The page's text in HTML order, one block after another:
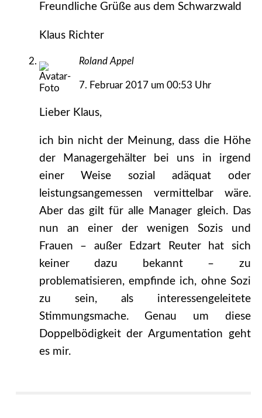
Freundliche Grüße aus dem Schwarzwald
Klaus Richter
Roland Appel
7. Februar 2017 um 00:53 Uhr
Lieber Klaus,
ich bin nicht der Meinung, dass die Höhe
der Managergehälter bei uns in irgend
einer Weise sozial adäquat oder
leistungsangemessen vermittelbar wäre.
Aber das gilt für alle Manager gleich. Das
nun an einer der wenigen Sozis und
Frauen – außer Edzart Reuter hat sich
keiner dazu bekannt – zu
problematisieren, empfinde ich, ohne Sozi
zu sein, als interessengeleitete
Stimmungsmache. Genau um diese
Doppelbödigkeit der Argumentation geht
es mir.